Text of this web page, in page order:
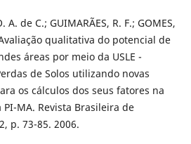
A. de C.; GUIMARÃES, R. F.; GOMES,
qualitativa do potencial de
áreas por meio da USLE -
de Solos utilizando novas
os cálculos dos seus fatores na
MA. Revista Brasileira de
p. 73-85. 2006.